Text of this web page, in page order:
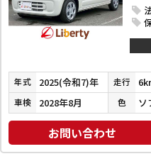
年式 2025(令和7)年 走行
車検 2028年8月 色
お問い合わせ